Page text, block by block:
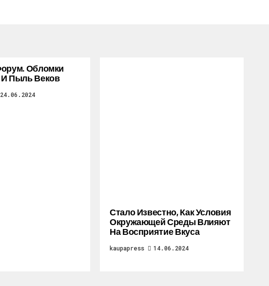
Обломки
Пыль Веков
24.06.2024
Стало Известно, Как Условия
Окружающей Среды Влияют
На Восприятие Вкуса
kaupapress 14.06.2024